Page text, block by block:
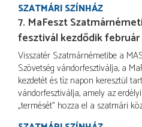
SZATMÁRI SZÍNHÁZ
7. MaFeszt
fesztivál kezdődik február
Visszatér Szatmárnémetibe a
Szövetség vándorfesztiválja, a
kezdetét és tíz napon keresztül
vándorfesztiválja, amely az
„termését” hozza el a szatmári